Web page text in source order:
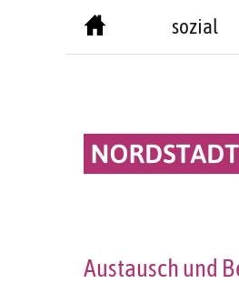
sozial
Austausch und